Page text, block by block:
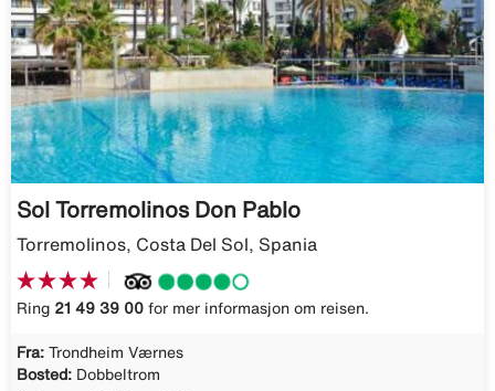
Sol Torremolinos Don Pablo
Torremolinos, Costa Del Sol, Spania
Ring 21 49 39 00 for mer informasjon om reisen.
Fra: Trondheim Værnes
Bosted: Dobbeltrom